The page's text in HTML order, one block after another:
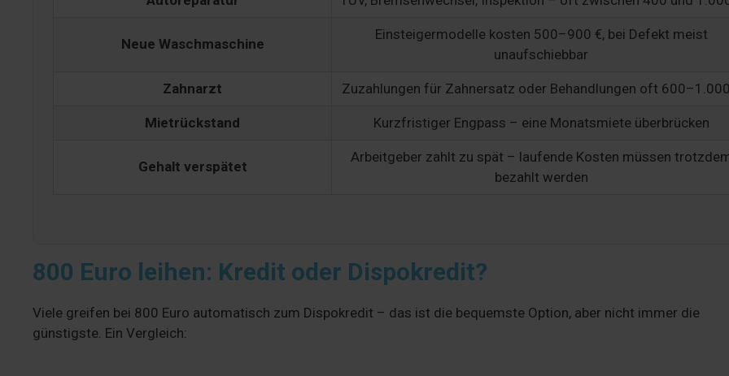
Neue Waschmaschine
Einsteigermodelle kosten 500–900 €, bei Defekt meist
unaufschiebbar
Zahnarzt Zuzahlungen für Zahnersatz oder Behandlungen oft
Mietrückstand Kurzfristiger Engpass – eine Monatsmiete überbrücken
Gehalt verspätet
Arbeitgeber zahlt zu spät – laufende Kosten müssen
bezahlt werden
800 Euro leihen: Kredit oder Dispokredit?
Viele greifen bei 800 Euro automatisch zum Dispokredit – das ist die bequemste Option, aber nicht immer die
günstigste. Ein Vergleich: